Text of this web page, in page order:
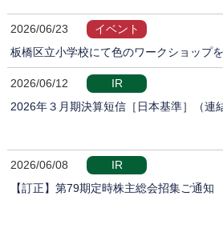
2026/06/23
イベント
板橋区立小学校にて色のワークショップ
2026/06/12
IR
2026年３月期決算短信［日本基準］（連
2026/06/08
IR
【訂正】第79期定時株主総会招集ご通知